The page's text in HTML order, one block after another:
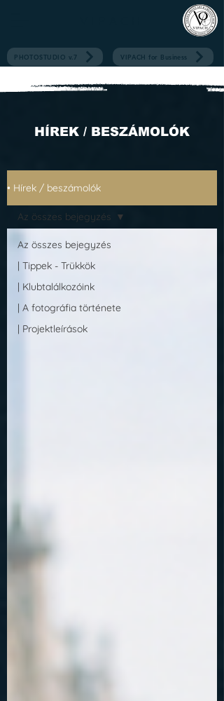
PHOTOSTUDIO v.7 VIPACH for Business
HÍREK / BESZÁMOLÓK
• Hírek / beszámolók
Az összes bejegyzés
| Tippek - Trükkök
| Klubtalálkozóink
| A fotográfia története
| Projektleírások
Az összes bejegyzés